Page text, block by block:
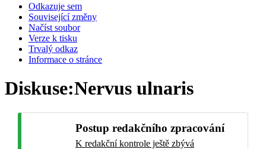
Odkazuje sem
Související změny
Načíst soubor
Verze k tisku
Trvalý odkaz
Informace o stránce
Diskuse:Nervus ulnaris
Postup redakčního zpracování
K redakční kontrole ještě zbývá